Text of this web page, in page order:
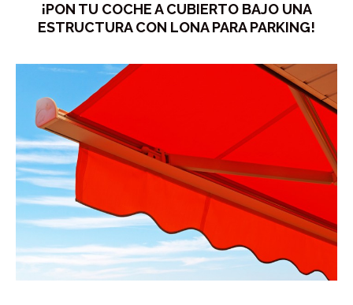
¡PON TU COCHE A CUBIERTO BAJO UNA
ESTRUCTURA CON LONA PARA PARKING!